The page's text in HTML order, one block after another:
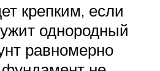
крепким, если
однородный
равномерно